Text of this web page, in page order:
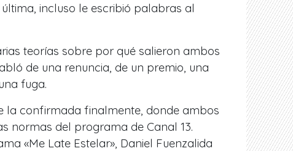
incluso le escribió palabras al
teorías sobre por qué salieron ambos
de una renuncia, de un premio, una
fuga.
la confirmada finalmente, donde ambos
normas del programa de Canal 13.
«Me Late Estelar», Daniel Fuenzalida